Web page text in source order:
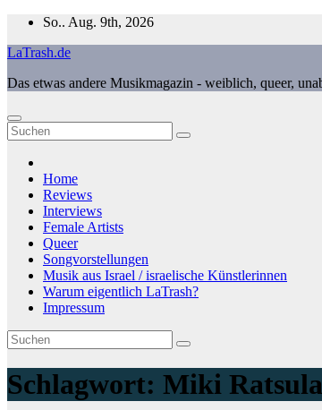
Zum
springen
So.. Aug. 9th, 2026
LaTrash.de
Das etwas andere Musikmagazin - weiblich, queer,
Home
Reviews
Interviews
Female Artists
Queer
Songvorstellungen
Musik aus Israel / israelische Künstlerinnen
Warum eigentlich LaTrash?
Impressum
Schlagwort: Miki Ratsula